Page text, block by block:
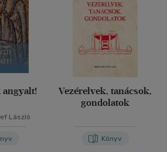
angyalt!
László
Vezérelvek, tanácsok,
gondolatok
Könyv